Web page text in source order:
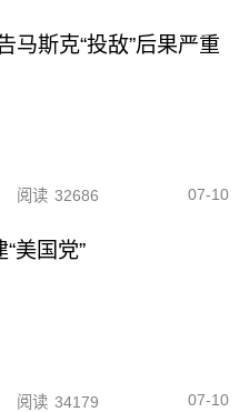
马斯克“投敌”后果严重
阅读 32686 07-10
美国党”
阅读 34179 07-10